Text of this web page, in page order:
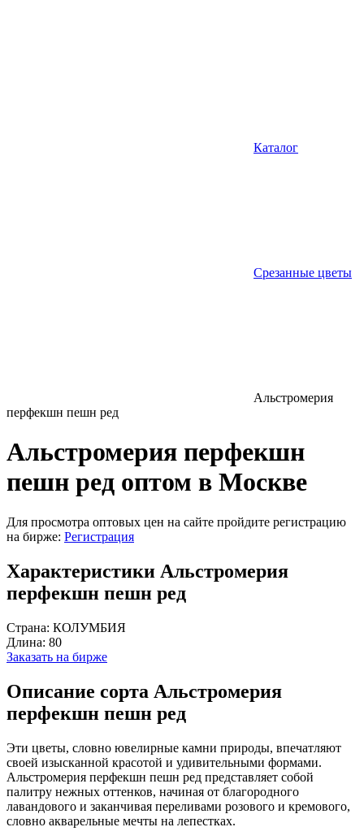
Каталог
Срезанные цветы
Альстромерия
перфекшн пешн ред
Альстромерия перфекшн
пешн ред оптом в Москве
Для просмотра оптовых цен на сайте пройдите регистрацию
на бирже: Регистрация
Характеристики Альстромерия
перфекшн пешн ред
Страна: КОЛУМБИЯ
Длина: 80
Заказать на бирже
Описание сорта Альстромерия
перфекшн пешн ред
Эти цветы, словно ювелирные камни природы, впечатляют
своей изысканной красотой и удивительными формами.
Альстромерия перфекшн пешн ред представляет собой
палитру нежных оттенков, начиная от благородного
лавандового и заканчивая переливами розового и кремового,
словно акварельные мечты на лепестках.